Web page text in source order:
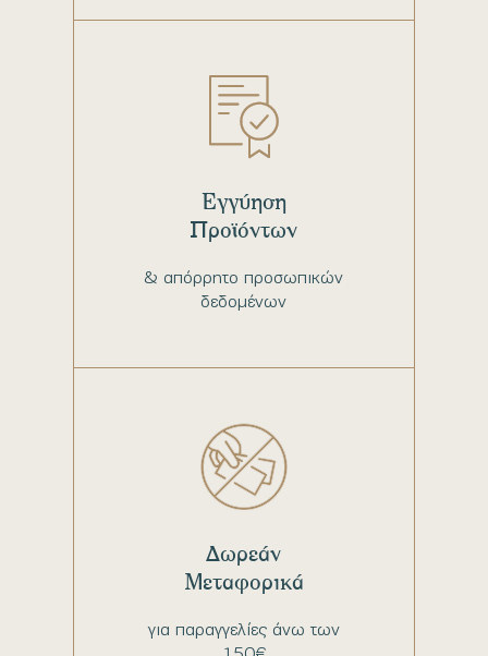
& απόρρητο προσωπικών
δεδομένων
Εγγύηση
Προϊόντων
για παραγγελίες άνω των
Δωρεάν
Μεταφορικά